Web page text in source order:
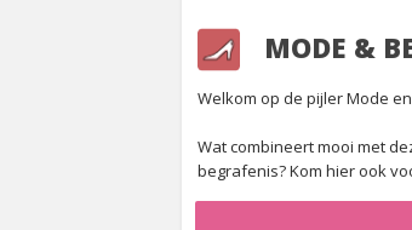
MODE &
Welkom op de pijler Mode
Wat combineert mooi met
begrafenis? Kom hier ook